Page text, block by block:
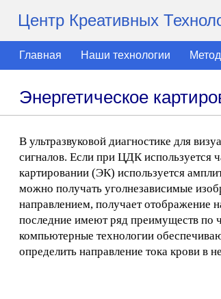
Центр Креативных
Главная Наши технологии
Энергетическое
В ультразвуковой диагностике для
сигналов. Если при ЦДК используется
картировании (ЭК) используется
можно получать уголнезависимые
направлением, получает
последние имеют ряд преимуществ по
компьютерные технологии
определить направление тока крови в